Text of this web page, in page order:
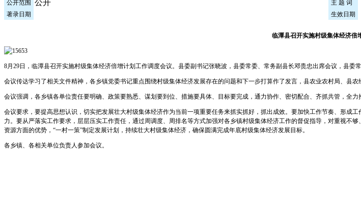
公开范围
公开
主 题 词
著录日期
生效日期
临潭县召开实施村级集体经济倍
8月29日，临潭县召开实施村级集体经济倍增计划工作调度会议。县委副书记张晓波，县委常委、常务副县长邓贵忠出席会议，县委
会议传达学习了相关文件精神，各乡镇党委书记重点围绕村级集体经济发展存在的问题和下一步打算作了发言，县农业农村局、县
会议强调，各乡镇各单位责任要明确、政策要熟悉、谋划要到位、措施要具体、目标要完成，通力协作、密切配合、齐抓共管，全力
会议要求，要提高思想认识，切实把发展壮大村级集体经济作为当前一项重要任务来抓实抓好，抓出成效。要加快工作节奏、形
力。要从严落实工作要求，层层压实工作责任，通过周调度、周排名等方式加强对各乡镇村级集体经济工作的督促指导，对重视不
资源方面的优势，“一村一策”制定发展计划，持续壮大村级集体经济，确保圆满完成年底村级集体经济发展目标。
各乡镇、各相关单位负责人参加会议。